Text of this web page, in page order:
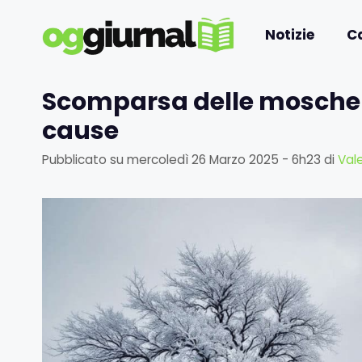
contenuto
Notizie
Scomparsa delle
cause
Pubblicato su mercoledì 26 Marzo 2025 - 6h23 di